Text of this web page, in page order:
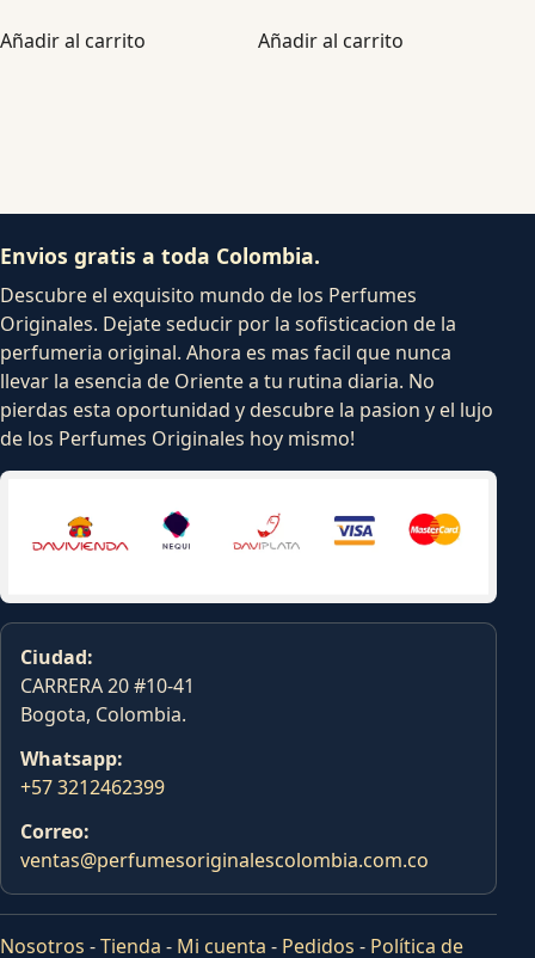
Añadir al carrito Añadir al carrito
Envios gratis a toda Colombia.
Descubre el exquisito mundo de los Perfumes
Originales. Dejate seducir por la sofisticacion de la
perfumeria original. Ahora es mas facil que nunca
llevar la esencia de Oriente a tu rutina diaria. No
pierdas esta oportunidad y descubre la pasion y el lujo
de los Perfumes Originales hoy mismo!
Ciudad:
CARRERA 20 #10-41
Bogota, Colombia.
Whatsapp:
+57 3212462399
Correo:
ventas@perfumesoriginalescolombia.com.co
Nosotros -Tienda - Mi cuenta - Pedidos - Política de